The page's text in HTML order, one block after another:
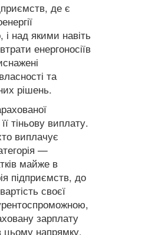
де є
над якими навіть
енергоносіїв
та
рішень.
тіньову виплату.
виплачує
—
майже в
підприємств, до
своєї
зарплату
цьому напрямку,